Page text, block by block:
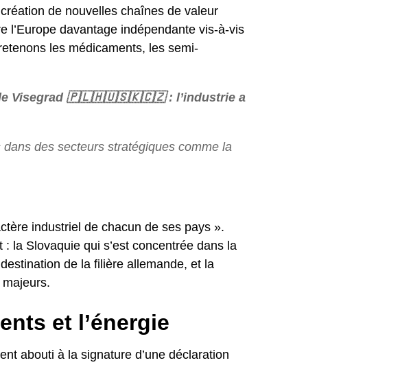
de nouvelles chaînes de valeur
l’Europe davantage indépendante vis-à-vis
les médicaments, les semi-
de Visegrad 🇵🇱🇭🇺🇸🇰🇨🇿 : l’industrie a
des secteurs stratégiques comme la
industriel de chacun de ses pays ».
la Slovaquie qui s’est concentrée dans la
de la filière allemande, et la
et l’énergie
abouti à la signature d’une déclaration